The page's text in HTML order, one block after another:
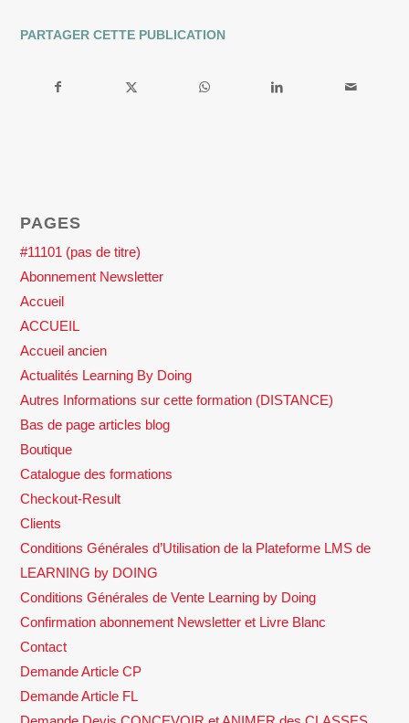
PARTAGER CETTE PUBLICATION
PAGES
#11101 (pas de titre)
Abonnement Newsletter
Accueil
ACCUEIL
Accueil ancien
Actualités Learning By Doing
Autres Informations sur cette formation (DISTANCE)
Bas de page articles blog
Boutique
Catalogue des formations
Checkout-Result
Clients
Conditions Générales d’Utilisation de la Plateforme LMS de
LEARNING by DOING
Conditions Générales de Vente Learning by Doing
Confirmation abonnement Newsletter et Livre Blanc
Contact
Demande Article CP
Demande Article FL